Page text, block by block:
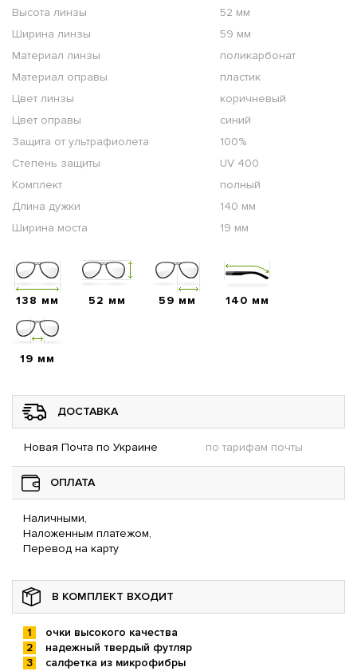
Высота линзы
52 мм
Ширина линзы
59 мм
Материал линзы
поликарбонат
Материал оправы
пластик
Цвет линзы
коричневый
Цвет оправы
синий
Защита от ультрафиолета
100%
Степень защиты
UV 400
Комплект
полный
Длина дужки
140 мм
Ширина моста
19 мм
138 мм 52 мм 59 мм 140 мм
19 мм
ДОСТАВКА
Новая Почта по Украине по тарифам почты
ОПЛАТА
Наличными,
Наложенным платежом,
Перевод на карту
В КОМПЛЕКТ ВХОДИТ
очки высокого качества
надежный твердый футляр
салфетка из микрофибры